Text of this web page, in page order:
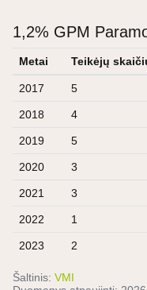
1,2% GPM
Metai Teikėjų
2017 5
2018 4
2019 5
2020 3
2021 3
2022 1
2023 2
Šaltinis: VMI